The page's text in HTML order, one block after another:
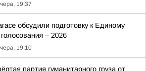
19:37
обсудили подготовку к Единому
– 2026
19:10
партия гуманитарного груза от